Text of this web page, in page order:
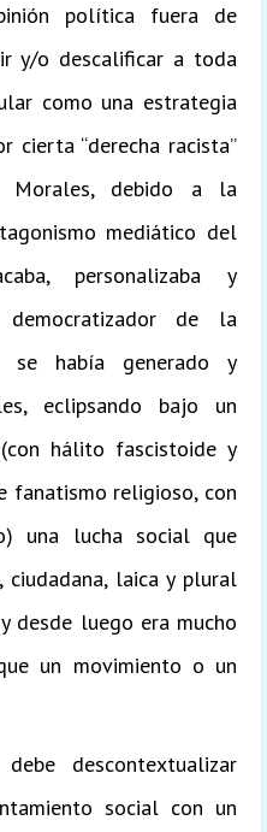
política fuera de
y/o descalificar a toda
como una estrategia
cierta “derecha racista”
debido a la
mediático del
personalizaba y
de la
se había generado y
eclipsando bajo un
(con hálito fascistoide y
fanatismo religioso, con
una lucha social que
laica y plural
desde luego era mucho
un movimiento o un
descontextualizar
social con un